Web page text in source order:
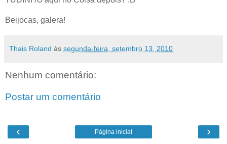
Beijocas, galera!
Thais Roland às segunda-feira, setembro 13, 2010
Nenhum comentário:
Postar um comentário
‹ ›
Página inicial